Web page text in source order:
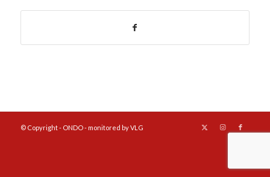
© Copyright - ONDO - monitored by VLG